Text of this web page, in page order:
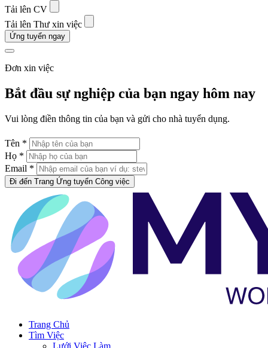
Tải lên CV
Tải lên Thư xin việc
Ứng tuyển ngay
Đơn xin việc
Bắt đầu sự nghiệp của bạn ngay hôm nay
Vui lòng điền thông tin của bạn và gửi cho nhà tuyển dụng.
Tên *
Họ *
Email *
Đi đến Trang Ứng tuyển Công việc
Trang Chủ
Tìm Việc
Lưới Việc Làm